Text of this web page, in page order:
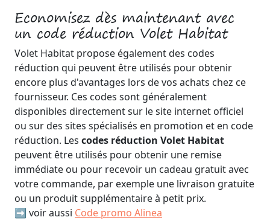
Economisez dès maintenant avec
un code réduction Volet Habitat
Volet Habitat propose également des codes
réduction qui peuvent être utilisés pour obtenir
encore plus d'avantages lors de vos achats chez ce
fournisseur. Ces codes sont généralement
disponibles directement sur le site internet officiel
ou sur des sites spécialisés en promotion et en code
réduction. Les codes réduction Volet Habitat
peuvent être utilisés pour obtenir une remise
immédiate ou pour recevoir un cadeau gratuit avec
votre commande, par exemple une livraison gratuite
ou un produit supplémentaire à petit prix.
➡️ voir aussi Code promo Alinea